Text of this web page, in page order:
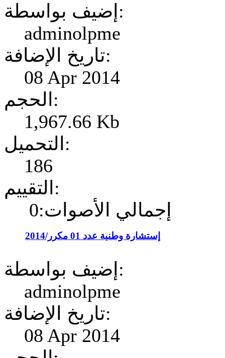
إضيف بواسطة:
adminolpme
تاريخ الإضافة:
08 Apr 2014
الحجم:
1,967.66 Kb
التحميل:
186
التقييم:
إجمالي الأصوات:0
إستشارة وطنية عدد 01 مكرر/2014
إضيف بواسطة:
adminolpme
تاريخ الإضافة:
08 Apr 2014